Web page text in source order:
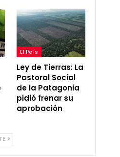
El País
Ley de Tierras: La
Pastoral Social
de la Patagonia
pidió frenar su
aprobación